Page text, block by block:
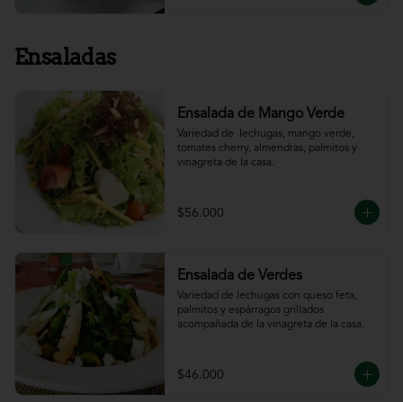
Ensaladas
Ensalada de Mango Verde
Variedad de  lechugas, mango verde,
tomates cherry, almendras, palmitos y
vinagreta de la casa.
$56.000
Ensalada de Verdes
Variedad de lechugas con queso feta,
palmitos y espárragos grillados
acompañada de la vinagreta de la casa.
$46.000